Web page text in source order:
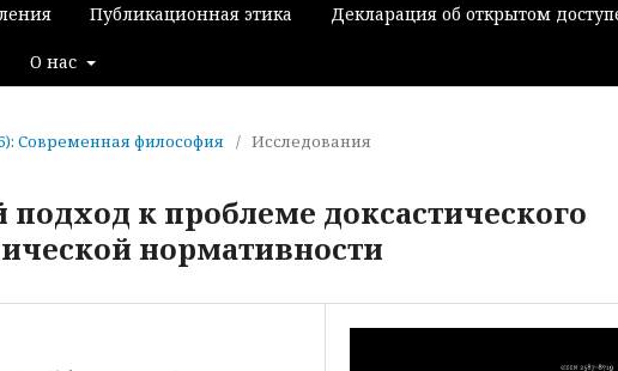
Публикационная этика Декларация об открытом
О нас
Современная философия / Исследования
к проблеме доксастического
нормативности